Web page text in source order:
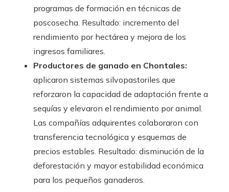
programas de formación en técnicas de
poscosecha. Resultado: incremento del
rendimiento por hectárea y mejora de los
ingresos familiares.
Productores de ganado en Chontales:
aplicaron sistemas silvopastoriles que
reforzaron la capacidad de adaptación frente a
sequías y elevaron el rendimiento por animal.
Las compañías adquirentes colaboraron con
transferencia tecnológica y esquemas de
precios estables. Resultado: disminución de la
deforestación y mayor estabilidad económica
para los pequeños ganaderos.